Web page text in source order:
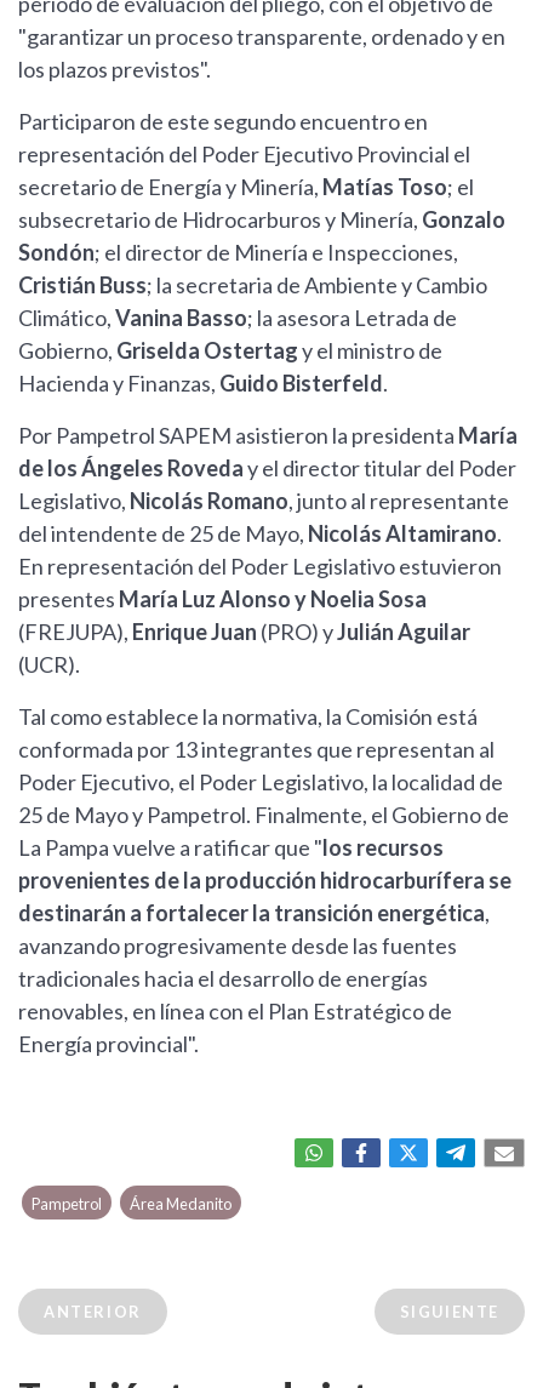
"garantizar un proceso transparente, ordenado y en
los plazos previstos".
Participaron de este segundo encuentro en
representación del Poder Ejecutivo Provincial el
secretario de Energía y Minería, Matías Toso; el
subsecretario de Hidrocarburos y Minería, Gonzalo
Sondón; el director de Minería e Inspecciones,
Cristián Buss; la secretaria de Ambiente y Cambio
Climático,Vanina Basso; la asesora Letrada de
Gobierno, Griselda Ostertagy el ministro de
Hacienda y Finanzas, Guido Bisterfeld.
Por Pampetrol SAPEM asistieron la presidenta María
de los Ángeles Roveday el director titular del Poder
Legislativo, Nicolás Romano, junto al representante
del intendente de 25 de Mayo, Nicolás Altamirano.
En representación del Poder Legislativo estuvieron
presentes María Luz Alonso y Noelia Sosa
(FREJUPA), Enrique Juan (PRO) yJulián Aguilar
(UCR).
Tal como establece la normativa, la Comisión está
conformada por 13 integrantes que representan al
Poder Ejecutivo, el Poder Legislativo, la localidad de
25 de Mayo y Pampetrol. Finalmente, el Gobierno de
La Pampa vuelve a ratificar que "los recursos
provenientes de la producción hidrocarburífera se
destinarán a fortalecer la transición energética,
avanzando progresivamente desde las fuentes
tradicionales hacia el desarrollo de energías
renovables, en línea con el Plan Estratégico de
Energía provincial".
Pampetrol Área Medanito
ANTERIOR SIGUIENTE